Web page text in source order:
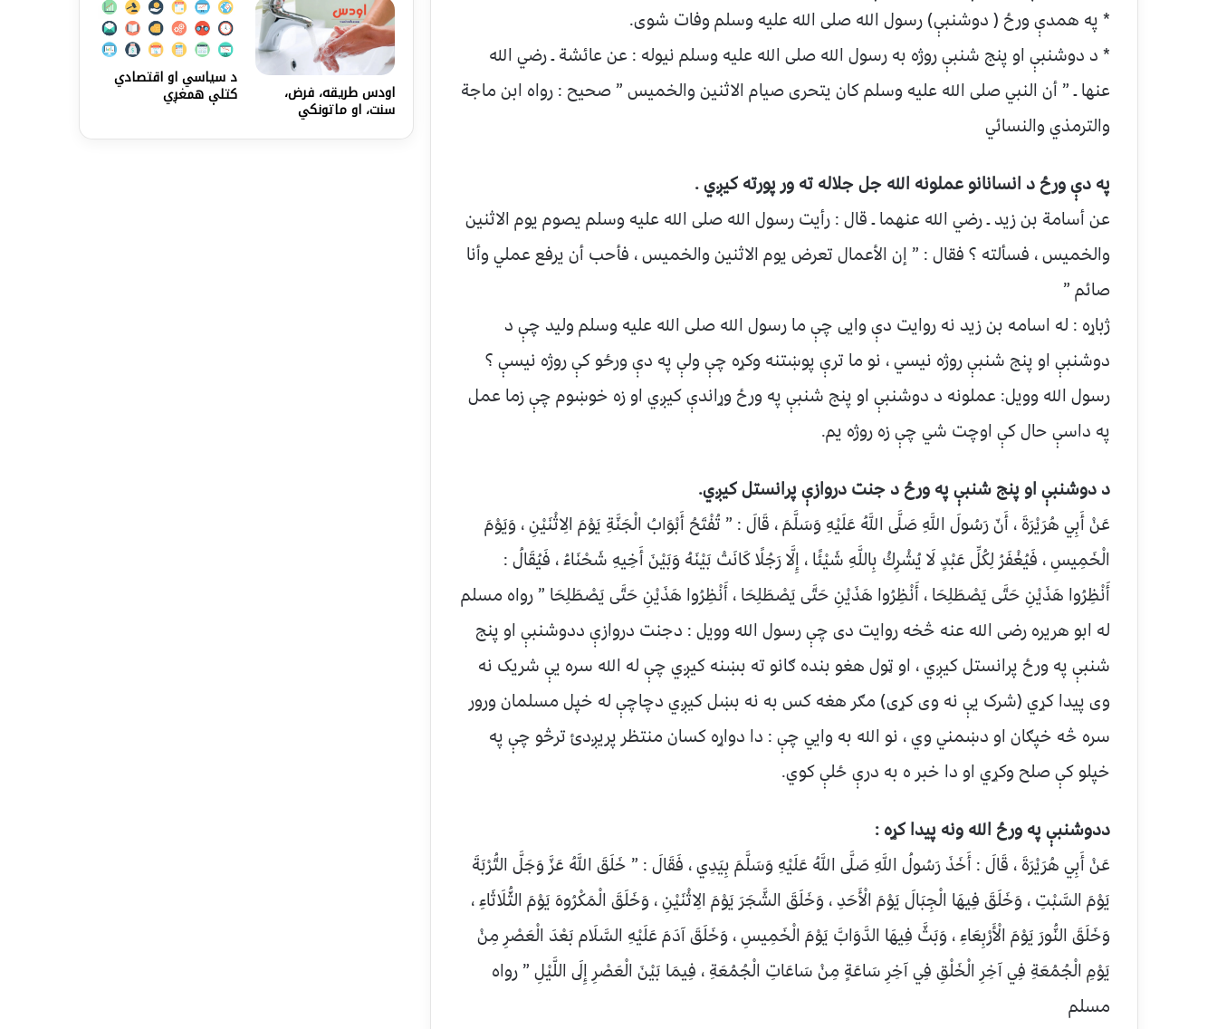
* په همدې ورځ ( دوشنبې) رسول الله صلی الله علیه وسلم وفات شوی.
* د دوشنبې او پنج شنبې روژه به رسول الله صلی الله علیه وسلم نیوله : عن عائشة ـ رضي الله
عنها ـ ” أن النبي صلی الله علیه وسلم كان يتحرى صيام الاثنين والخميس ” صحيح : رواه ابن ماجة
والترمذي والنسائي
په دې ورځ د انسانانو عملونه الله جل جلاله ته ور پورته کیږي .
عن أسامة بن زيد ـ رضي الله عنهما ـ قال : رأيت رسول الله صلی الله علیه وسلم يصوم يوم الاثنين
والخميس ، فسألته ؟ فقال : ” إن الأعمال تعرض يوم الاثنين والخميس ، فأحب أن يرفع عملي وأنا
صائم ”
ژباړه : له اسامه بن زید نه روایت دې وایی چې ما رسول الله صلی الله علیه وسلم ولید چې د
دوشنبې او پنج شنبې روژه نیسي ، نو ما ترې پوښتنه وکړه چې ولې په دې ورځو کې روژه نیسې ؟
رسول الله وویل: عملونه د دوشنبې او پنج شنبې په ورځ وړاندې کیږي او زه خوښوم چې زما عمل
په داسې حال کې اوچت شي چې زه روژه یم.
د دوشنبې او پنج شنبې په ورځ د جنت دروازې پرانستل کیږي.
عَنْ أَبِي هُرَيْرَةَ ، أَنّ رَسُولَ اللَّهِ صَلَّى اللَّهُ عَلَيْهِ وَسَلَّمَ ، قَالَ : ” تُفْتَحُ أَبْوَابُ الْجَنَّةِ يَوْمَ الِاثْنَيْنِ ، وَيَوْمَ
الْخَمِيسِ ، فَيُغْفَرُ لِكُلِّ عَبْدٍ لَا يُشْرِكُ بِاللَّهِ شَيْئًا ، إِلَّا رَجُلًا كَانَتْ بَيْنَهُ وَبَيْنَ أَخِيهِ شَحْنَاءُ ، فَيُقَالُ :
أَنْظِرُوا هَذَيْنِ حَتَّى يَصْطَلِحَا ، أَنْظِرُوا هَذَيْنِ حَتَّى يَصْطَلِحَا ، أَنْظِرُوا هَذَيْنِ حَتَّى يَصْطَلِحَا ” رواه مسلم
له ابو هریره رضی الله عنه څخه روایت دی چې رسول الله وویل : دجنت دروازې ددوشنبې او پنج
شنبې په ورځ پرانستل کیږي ، او ټول هغو بنده ګانو ته بښنه کیږي چې له الله سره یې شریک نه
وی پیدا کړي (شرک یې نه وی کړی) مګر هغه کس به نه بښل کیږي دچاچې له خپل مسلمان ورور
سره څه خپګان او دښمني وي ، نو الله به وايي چې : دا دواړه کسان منتظر پریږدئ ترڅو چې په
خپلو کې صلح وکړي او دا خبر ه به درې ځلې کوي.
ددوشنبې په ورځ الله ونه پیدا کړه :
عَنْ أَبِي هُرَيْرَةَ ، قَالَ : أَخَذَ رَسُولُ اللَّهِ صَلَّى اللَّهُ عَلَيْهِ وَسَلَّمَ بِيَدِي ، فَقَالَ : ” خَلَقَ اللَّهُ عَزَّ وَجَلَّ التُّرْبَةَ
يَوْمَ السَّبْتِ ، وَخَلَقَ فِيهَا الْجِبَالَ يَوْمَ الْأَحَدِ ، وَخَلَقَ الشَّجَرَ يَوْمَ الِاثْنَيْنِ ، وَخَلَقَ الْمَكْرُوهَ يَوْمَ الثُّلَاثَاءِ ،
وَخَلَقَ النُّورَ يَوْمَ الْأَرْبِعَاءِ ، وَبَثَّ فِيهَا الدَّوَابَّ يَوْمَ الْخَمِيسِ ، وَخَلَقَ آدَمَ عَلَيْهِ السَّلَام بَعْدَ الْعَصْرِ مِنْ
يَوْمِ الْجُمُعَةِ فِي آخِرِ الْخَلْقِ فِي آخِرِ سَاعَةٍ مِنْ سَاعَاتِ الْجُمُعَةِ ، فِيمَا بَيْنَ الْعَصْرِ إِلَى اللَّيْلِ ” رواه
مسلم
اودس طریقه، فرض،
سنت، او ماتونکي
د سیاسي او اقتصادي
کتلې همغږي